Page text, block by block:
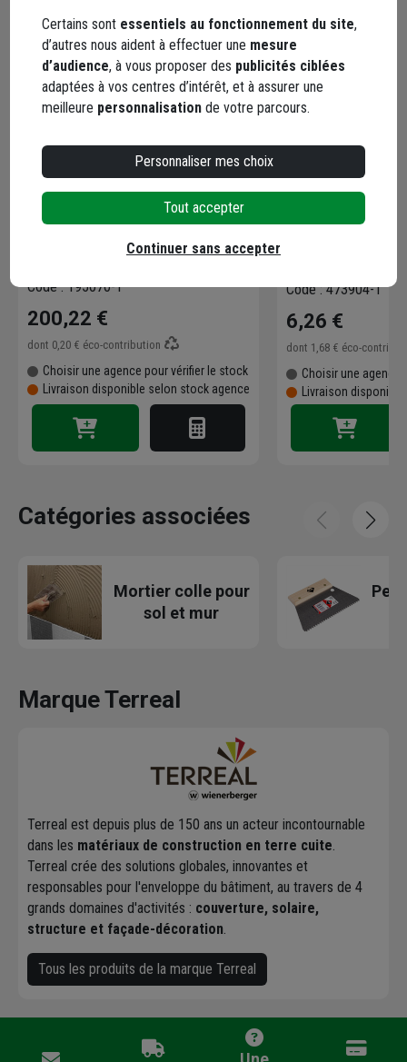
Pilier monolithe
Code : 195070-1
200,22 €
dont 0,20 € éco-contribution
Choisir une agence pour vérifier le stock
Livraison disponible selon stock agence
Mortier universel
Code : 473904-1
6,26 €
dont 1,68 € éco-
Choisir une agence
Livraison
Catégories associées
Mortier colle pour
sol et mur
Marque Terreal
Terreal est depuis plus de 150 ans un acteur incontournable
dans les matériaux de construction en terre cuite.
Terreal crée des solutions globales, innovantes et
responsables pour l'enveloppe du bâtiment, au travers de 4
grands domaines d'activités : couverture, solaire,
structure et façade-décoration.
Tous les produits de la marque Terreal
Certains sont essentiels au fonctionnement du site,
d’autres nous aident à effectuer une mesure
d’audience, à vous proposer des publicités ciblées
adaptées à vos centres d’intérêt, et à assurer une
meilleure personnalisation de votre parcours.
Personnaliser mes choix
Tout accepter
Continuer sans accepter